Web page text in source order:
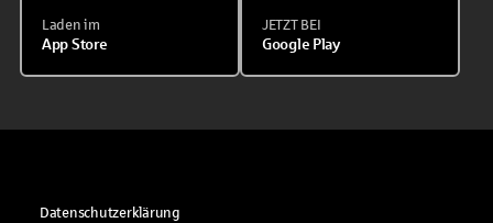
Laden im
App Store
JETZT BEI
Google Play
Datenschutzerklärung